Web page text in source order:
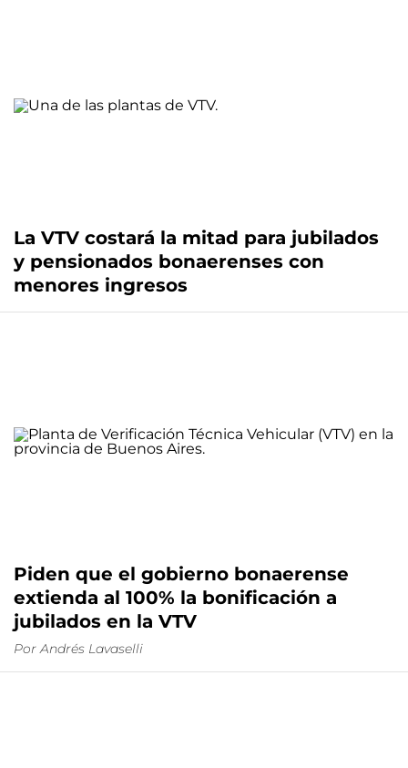
La VTV costará la mitad para jubilados
y pensionados bonaerenses con
menores ingresos
Piden que el gobierno bonaerense
extienda al 100% la bonificación a
jubilados en la VTV
Por Andrés Lavaselli